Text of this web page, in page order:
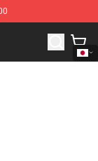
The Promised